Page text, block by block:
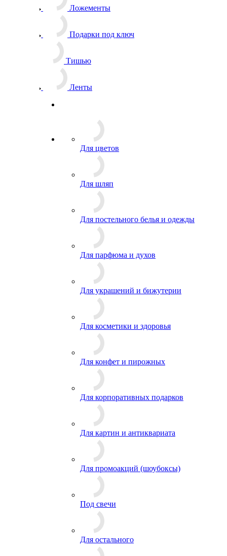
Ложементы
Подарки под ключ
Тишью
Ленты
Для цветов
Для шляп
Для постельного белья и одежды
Для парфюма и духов
Для украшений и бижутерии
Для косметики и здоровья
Для конфет и пирожных
Для корпоративных подарков
Для картин и антиквариата
Для промоакций (шоубоксы)
Под свечи
Для остального